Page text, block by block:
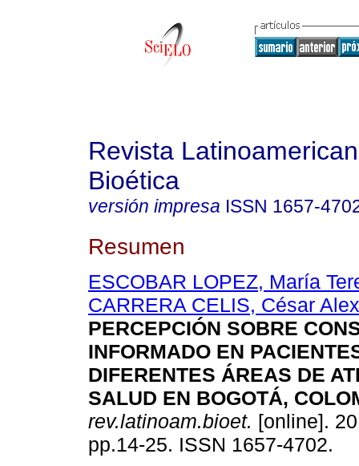
Revista
Bioética
versión impresa ISSN 1657-
Resumen
ESCOBAR LOPEZ, María
CARRERA CELIS, César
PERCEPCIÓN SOBRE
INFORMADO EN
DIFERENTES ÁREAS DE
SALUD EN BOGOTÁ,
rev.latinoam.bioet. [online].
pp.14-25. ISSN 1657-4702.